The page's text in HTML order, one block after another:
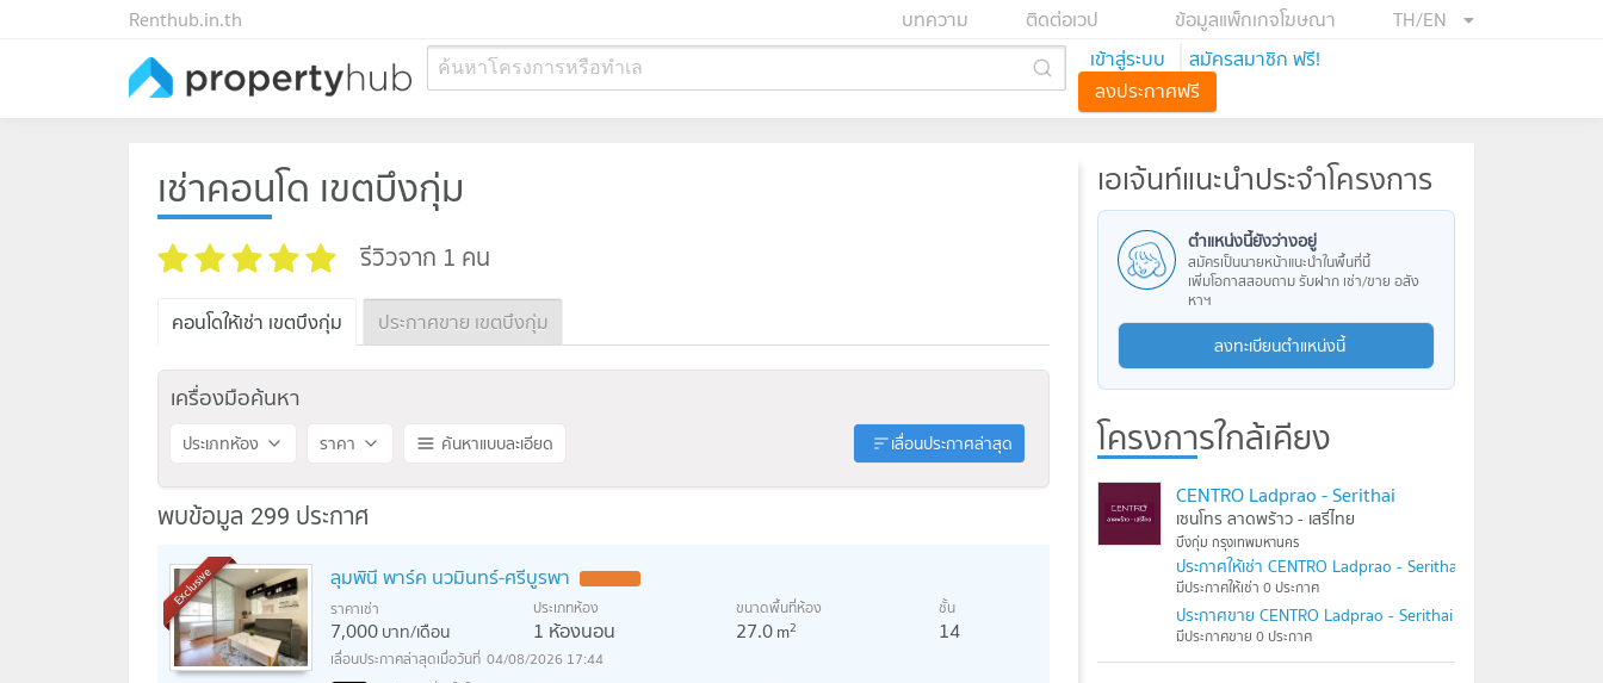
TH/EN
ข้อมูลแพ็กเกจโฆษณา
ติดต่อเวป
บทความ
Renthub.in.th
ค้นหาโครงการหรือทำเล เข้าสู่ระบบ
สมัครสมาชิก ฟรี!
ลงประกาศฟรี
เช่าคอนโด เขตบึงกุ่ม
รีวิวจาก 1 คน
คอนโดให้เช่า เขตบึงกุ่ม ประกาศขาย เขตบึงกุ่ม
เครื่องมือค้นหา
ประเภทห้อง ราคา ค้นหาแบบละเอียด เลื่อนประกาศล่าสุด
พบข้อมูล 299 ประกาศ
Exclusive ลุมพินี พาร์ค นวมินทร์-ศรีบูรพา
ราคาเช่า
7,000บาท/เดือน
ประเภทห้อง
1 ห้องนอน
ขนาดพื้นที่ห้อง
27.0m2
ชั้น
14
04/08/2026 17:44
เอเจ้นท์แนะนำประจำโครงการ
ตำแหน่งนี้ยังว่างอยู่
สมัครเป็นนายหน้าแนะนำในพื้นที่นี้
เพิ่มโอกาสสอบถาม รับฝาก เช่า/ขาย อสัง
หาฯ
ลงทะเบียนตำแหน่งนี้
โครงการใกล้เคียง
CENTRO Ladprao - Serithai
เซนโทร ลาดพร้าว - เสรีไทย
บึงกุ่ม กรุงเทพมหานคร
ประกาศให้เช่า CENTRO Ladprao - Serithai
มีประกาศให้เช่า 0 ประกาศ
ประกาศขาย CENTRO Ladprao - Serithai
มีประกาศขาย 0 ประกาศ